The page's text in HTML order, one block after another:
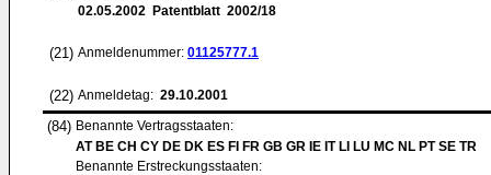
02.05.2002 Patentblatt 2002/18
(21) Anmeldenummer: 01125777.1
(22) Anmeldetag: 29.10.2001
(84) Benannte Vertragsstaaten:
AT BE CH CY DE DK ES FI FR GB GR IE IT LI LU MC NL PT SE TR
Benannte Erstreckungsstaaten: